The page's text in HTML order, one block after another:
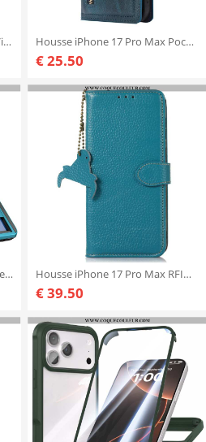
Flip Cover iPhone 17 Pro Max Vintage SUTENI Housse iPhone 17 Pro Max Poche Zippée
€ 25.50
Coque iPhone 17 Pro Max Porte-Cartes Coulissant Housse iPhone 17 Pro Max RFID Cuir Texture Litchi
€ 39.50